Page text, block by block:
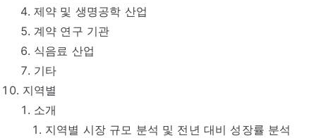
제약 및 생명공학 산업
계약 연구 기관
식음료 산업
기타
지역별
소개
지역별 시장 규모 분석 및 전년 대비 성장률 분석